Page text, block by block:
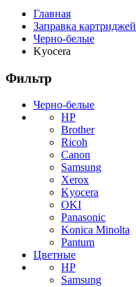
Главная
Заправка картриджей
Черно-белые
Kyocera
Фильтр
Черно-белые
HP
Brother
Ricoh
Canon
Samsung
Xerox
Kyocera
OKI
Panasonic
Konica Minolta
Pantum
Цветные
HP
Samsung